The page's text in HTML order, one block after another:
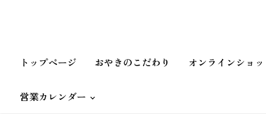
トップページ おやきのこだわり オンラインショ
営業カレンダー